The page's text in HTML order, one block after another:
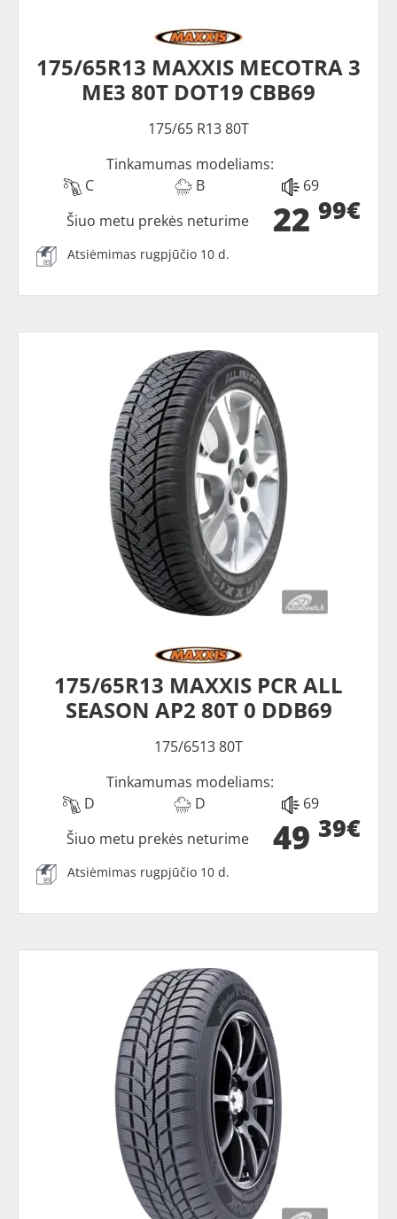
175/65R13 MAXXIS MECOTRA 3
ME3 80T DOT19 CBB69
175/65 R13 80T
Tinkamumas modeliams:
C
B 69
22 99€
Šiuo metu prekės neturime
Atsiėmimas rugpjūčio 10 d.
175/65R13 MAXXIS PCR ALL
SEASON AP2 80T 0 DDB69
175/6513 80T
Tinkamumas modeliams:
D
D 69
49 39€
Šiuo metu prekės neturime
Atsiėmimas rugpjūčio 10 d.